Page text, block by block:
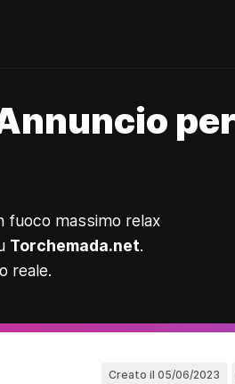
fuoco massimo relax
Torchemada.net.
reale.
Creato il 05/06/2023